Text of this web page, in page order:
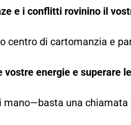
e i conflitti rovinino il
centro di cartomanzia e
vostre energie e superare
una